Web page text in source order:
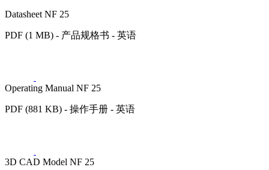
Datasheet NF 25
PDF (1 MB) - 产品规格书 - 英语
Operating Manual NF 25
PDF (881 KB) - 操作手册 - 英语
3D CAD Model NF 25